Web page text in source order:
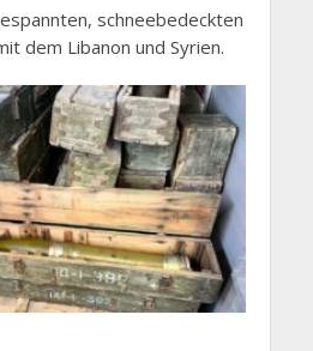
schneebedeckten
dem Libanon und Syrien.